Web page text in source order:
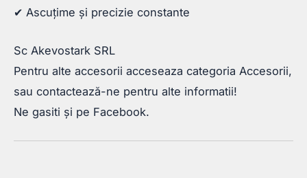
✔ Ascuțime și precizie constante
Sc Akevostark SRL
Pentru alte accesorii acceseaza categoria Accesorii,
sau contactează-ne pentru alte informatii!
Ne gasiti și pe Facebook.